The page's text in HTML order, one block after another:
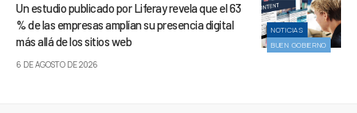
NOTICIAS
BUEN GOBIERNO
Un estudio publicado por Liferay revela que el 63
% de las empresas amplían su presencia digital
más allá de los sitios web
6 DE AGOSTO DE 2026